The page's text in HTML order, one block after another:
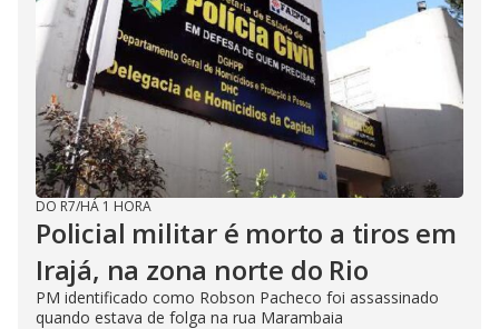
DO R7/HÁ 1 HORA
Policial militar é morto a tiros em
Irajá, na zona norte do Rio
PM identificado como Robson Pacheco foi assassinado
quando estava de folga na rua Marambaia